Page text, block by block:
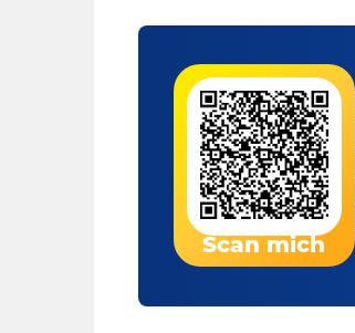
Scan mich